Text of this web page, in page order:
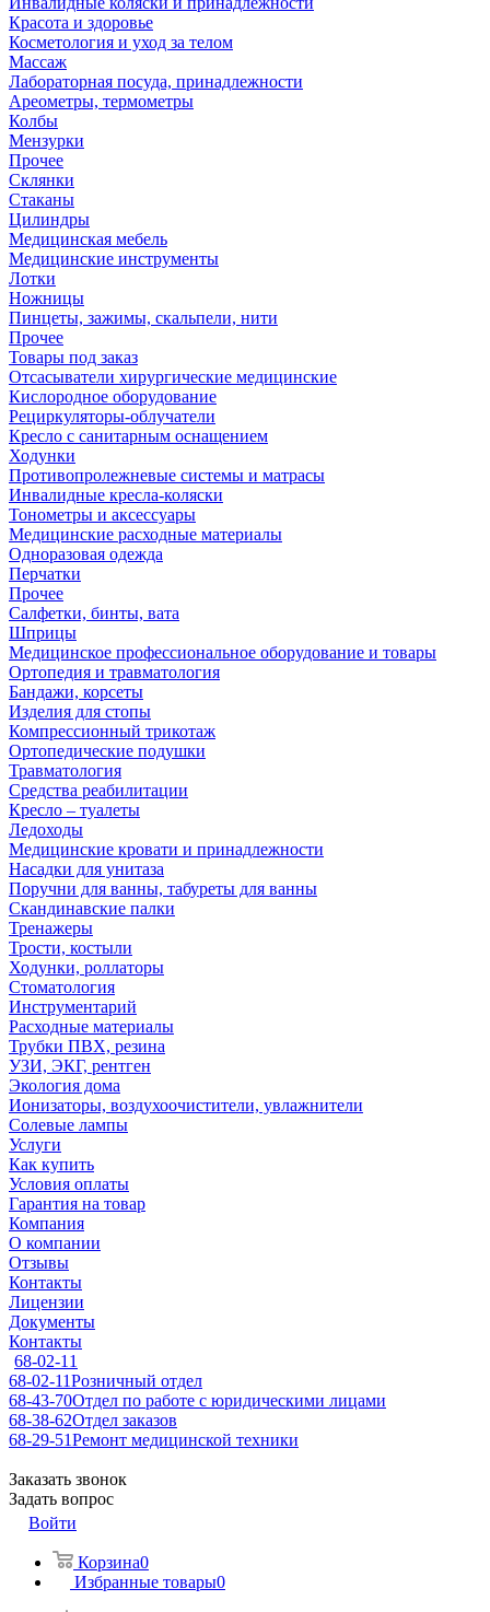
Красота и здоровье
Косметология и уход за телом
Массаж
Лабораторная посуда, принадлежности
Ареометры, термометры
Колбы
Мензурки
Прочее
Склянки
Стаканы
Цилиндры
Медицинская мебель
Медицинские инструменты
Лотки
Ножницы
Пинцеты, зажимы, скальпели, нити
Прочее
Товары под заказ
Отсасыватели хирургические медицинские
Кислородное оборудование
Рециркуляторы-облучатели
Кресло с санитарным оснащением
Ходунки
Противопролежневые системы и матрасы
Инвалидные кресла-коляски
Тонометры и аксессуары
Медицинские расходные материалы
Одноразовая одежда
Перчатки
Прочее
Салфетки, бинты, вата
Шприцы
Медицинское профессиональное оборудование и товары
Ортопедия и травматология
Бандажи, корсеты
Изделия для стопы
Компрессионный трикотаж
Ортопедические подушки
Травматология
Средства реабилитации
Кресло – туалеты
Ледоходы
Медицинские кровати и принадлежности
Насадки для унитаза
Поручни для ванны, табуреты для ванны
Скандинавские палки
Тренажеры
Трости, костыли
Ходунки, роллаторы
Стоматология
Инструментарий
Расходные материалы
Трубки ПВХ, резина
УЗИ, ЭКГ, рентген
Экология дома
Ионизаторы, воздухоочистители, увлажнители
Солевые лампы
Услуги
Как купить
Условия оплаты
Гарантия на товар
Компания
О компании
Отзывы
Контакты
Лицензии
Документы
Контакты
68-02-11
68-02-11Розничный отдел
68-43-70Отдел по работе с юридическими лицами
68-38-62Отдел заказов
68-29-51Ремонт медицинской техники
Заказать звонок
Задать вопрос
Войти
Корзина0
Избранные товары0